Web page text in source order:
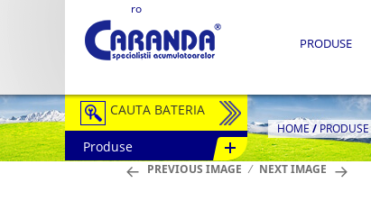
ro
PRODUSE
CAUTA BATERIA
Auto / Moto
Produse
HOME/PRODUSE
PREVIOUS IMAGE NEXT IMAGE